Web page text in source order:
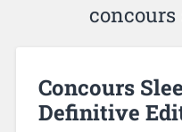
concours
Concours
Definitive